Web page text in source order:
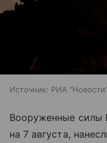
Источник: РИА "Новости"
Вооруженные силы
на 7 августа,